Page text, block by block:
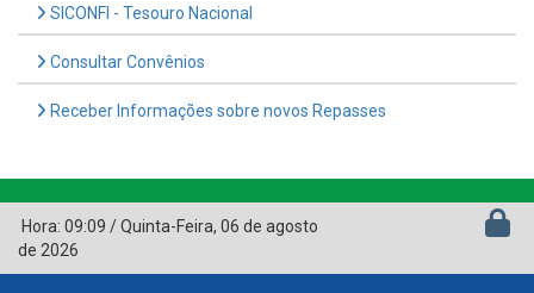
SICONFI - Tesouro Nacional
Consultar Convênios
Receber Informações sobre novos Repasses
Hora: 09:09 /Quinta-Feira, 06 de agosto
de 2026